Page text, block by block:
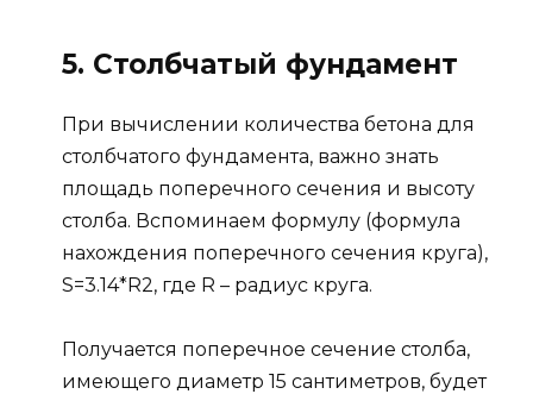
5. Столбчатый фундамент
При вычислении количества бетона для
столбчатого фундамента, важно знать
площадь поперечного сечения и высоту
столба. Вспоминаем формулу (формула
нахождения поперечного сечения круга),
S=3.14*R2, где R – радиус круга.
Получается поперечное сечение столба,
имеющего диаметр 15 сантиметров, будет